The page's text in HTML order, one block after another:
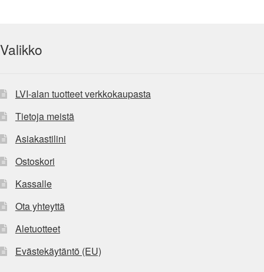
Valikko
LVI-alan tuotteet verkkokaupasta
Tietoja meistä
Asiakastilini
Ostoskori
Kassalle
Ota yhteyttä
Aletuotteet
Evästekäytäntö (EU)